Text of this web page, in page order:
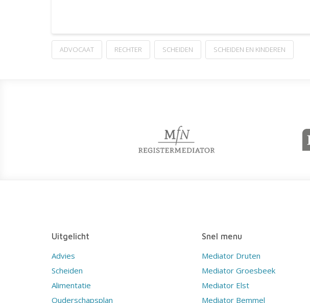
ADVOCAAT RECHTER SCHEIDEN SCHEIDEN EN KINDEREN
Uitgelicht
Advies
Scheiden
Alimentatie
Ouderschapsplan
Snel menu
Mediator Druten
Mediator Groesbeek
Mediator Elst
Mediator Bemmel